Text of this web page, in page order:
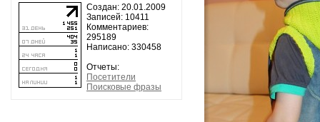
Создан: 20.01.2009
Записей: 10411
Комментариев:
295189
Написано: 330458
Отчеты:
Посетители
Поисковые фразы